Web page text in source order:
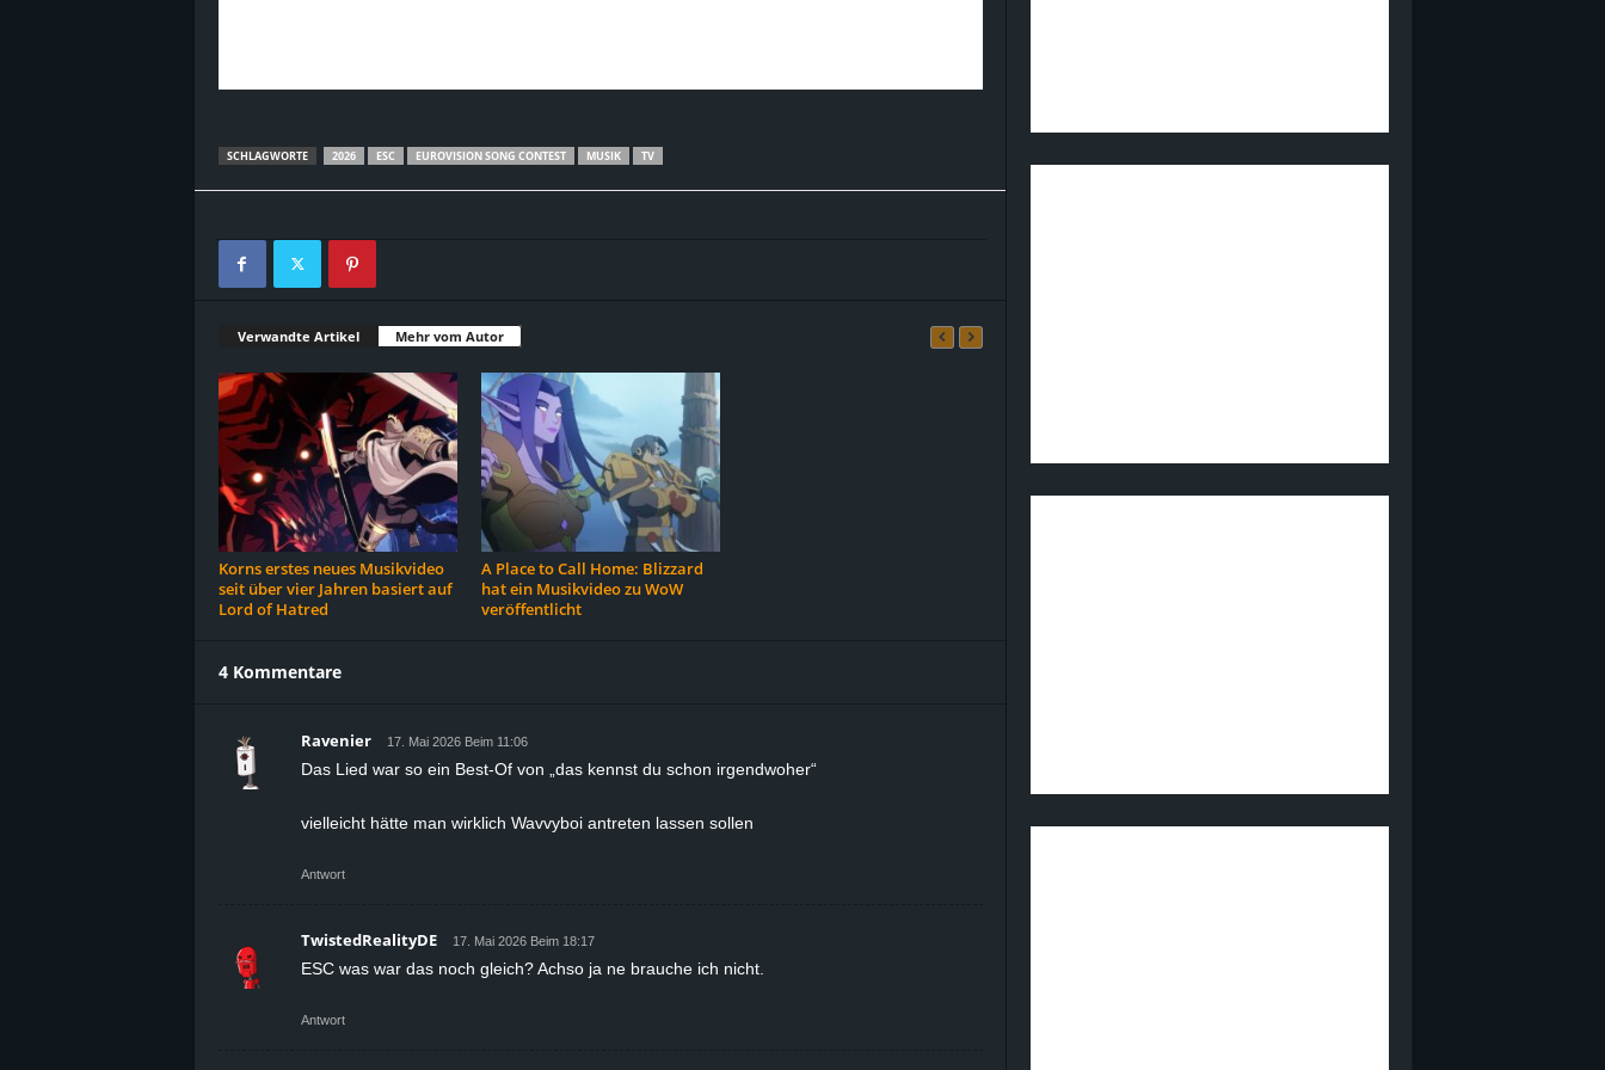
SCHLAGWORTE 2026 ESC EUROVISION SONG CONTEST MUSIK TV
Verwandte Artikel Mehr vom Autor
Korns erstes neues Musikvideo
seit über vier Jahren basiert auf
Lord of Hatred
A Place to Call Home: Blizzard
hat ein Musikvideo zu WoW
veröffentlicht
4 Kommentare
Ravenier 17. Mai 2026 Beim 11:06
Das Lied war so ein Best-Of von „das kennst du schon irgendwoher“
vielleicht hätte man wirklich Wavvyboi antreten lassen sollen
Antwort
TwistedRealityDE 17. Mai 2026 Beim 18:17
ESC was war das noch gleich? Achso ja ne brauche ich nicht.
Antwort